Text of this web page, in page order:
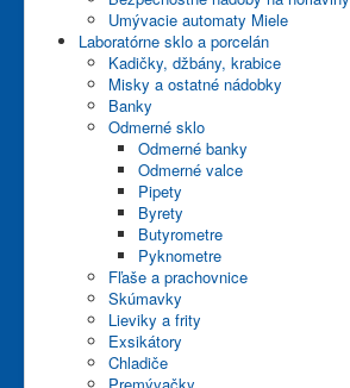
Kontakty
E-shop
Umývacie automaty Miele
Laboratórne sklo a porcelán
Kadičky, džbány, krabice
Misky a ostatné nádobky
Banky
Odmerné sklo
Odmerné banky
Odmerné valce
Pipety
Byrety
Butyrometre
Pyknometre
Fľaše a prachovnice
Skúmavky
Lieviky a frity
Exsikátory
Chladiče